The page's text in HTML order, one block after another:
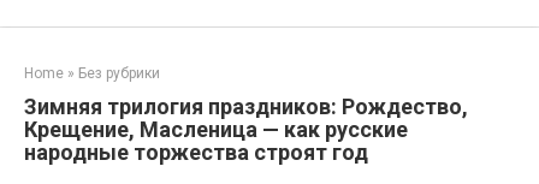
Home » Без рубрики
Зимняя трилогия праздников: Рождество,
Крещение, Масленица — как русские
народные торжества строят год